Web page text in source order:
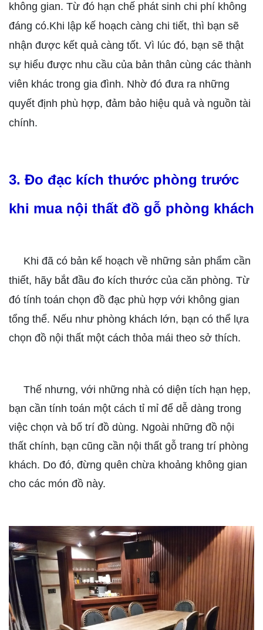
không gian. Từ đó hạn chế phát sinh chi phí không
đáng có.Khi lập kế hoạch càng chi tiết, thì bạn sẽ
nhận được kết quả càng tốt. Vì lúc đó, bạn sẽ thật
sự hiểu được nhu cầu của bản thân cùng các thành
viên khác trong gia đình. Nhờ đó đưa ra những
quyết định phù hợp, đảm bảo hiệu quả và nguồn tài
chính.
3. Đo đạc kích thước phòng trước
khi mua nội thất đồ gỗ phòng khách
Khi đã có bản kế hoạch về những sản phẩm cần
thiết, hãy bắt đầu đo kích thước của căn phòng. Từ
đó tính toán chọn đồ đạc phù hợp với không gian
tổng thể. Nếu như phòng khách lớn, bạn có thể lựa
chọn đồ nội thất một cách thỏa mái theo sở thích.
Thế nhưng, với những nhà có diện tích hạn hẹp,
bạn cần tính toán một cách tỉ mỉ để dễ dàng trong
việc chọn và bố trí đồ dùng. Ngoài những đồ nội
thất chính, bạn cũng cần nội thất gỗ trang trí phòng
khách. Do đó, đừng quên chừa khoảng không gian
cho các món đồ này.